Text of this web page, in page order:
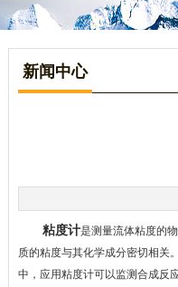
新闻中心
粘度计是测量流体粘度的
质的粘度与其化学成分密切相关
中，应用粘度计可以监测合成反